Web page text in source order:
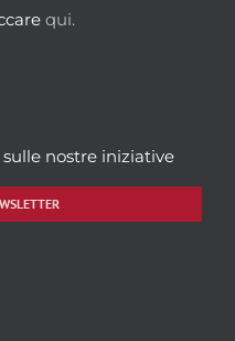
qui.
nostre iniziative